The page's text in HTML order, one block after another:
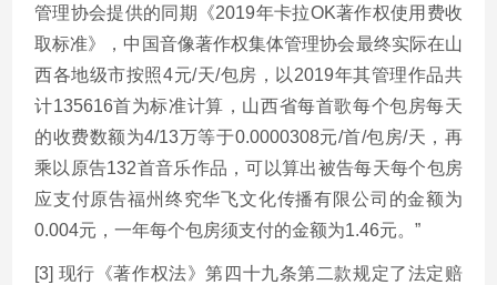
管理协会提供的同期《2019年卡拉OK著作权使用费收
取标准》，中国音像著作权集体管理协会最终实际在山
西各地级市按照4元/天/包房，以2019年其管理作品共
计135616首为标准计算，山西省每首歌每个包房每天
的收费数额为4/13万等于0.0000308元/首/包房/天，再
乘以原告132首音乐作品，可以算出被告每天每个包房
应支付原告福州终究华飞文化传播有限公司的金额为
0.004元，一年每个包房须支付的金额为1.46元。”
[3] 现行《著作权法》第四十九条第二款规定了法定赔